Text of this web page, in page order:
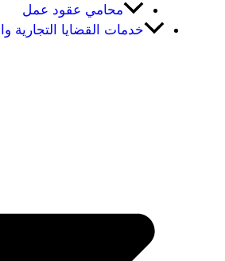
محامي عقود عمل
خدمات القضايا التجارية